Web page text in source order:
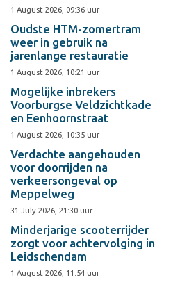
1 August 2026, 09:36 uur
Oudste HTM-zomertram
weer in gebruik na
jarenlange restauratie
1 August 2026, 10:21 uur
Mogelijke inbrekers
Voorburgse Veldzichtkade
en Eenhoornstraat
1 August 2026, 10:35 uur
Verdachte aangehouden
voor doorrijden na
verkeersongeval op
Meppelweg
31 July 2026, 21:30 uur
Minderjarige scooterrijder
zorgt voor achtervolging in
Leidschendam
1 August 2026, 11:54 uur